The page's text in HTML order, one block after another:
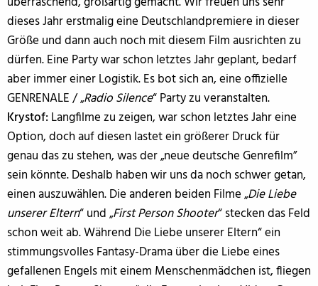
dieses Jahr erstmalig eine Deutschlandpremiere in dieser
Größe und dann auch noch mit diesem Film ausrichten zu
dürfen. Eine Party war schon letztes Jahr geplant, bedarf
aber immer einer Logistik. Es bot sich an, eine offizielle
GENRENALE / „Radio Silence“ Party zu veranstalten.
Krystof:Langfilme zu zeigen, war schon letztes Jahr eine
Option, doch auf diesen lastet ein größerer Druck für
genau das zu stehen, was der „neue deutsche Genrefilm”
sein könnte. Deshalb haben wir uns da noch schwer getan,
einen auszuwählen. Die anderen beiden Filme „Die Liebe
unserer Eltern“ und „First Person Shooter“ stecken das Feld
schon weit ab. Während Die Liebe unserer Eltern“ ein
stimmungsvolles Fantasy-Drama über die Liebe eines
gefallenen Engels mit einem Menschenmädchen ist, fliegen